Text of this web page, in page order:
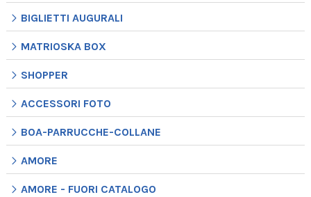
BIGLIETTI AUGURALI
MATRIOSKA BOX
SHOPPER
ACCESSORI FOTO
BOA-PARRUCCHE-COLLANE
AMORE
AMORE - FUORI CATALOGO